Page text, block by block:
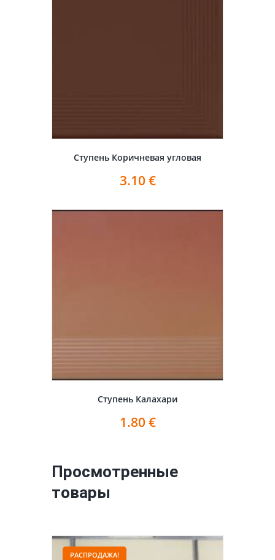
Ступень Коричневая угловая
3.10 €
Ступень Калахари
1.80 €
Просмотренные
товары
РАСПРОДАЖА!